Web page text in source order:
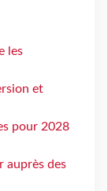
les
et
pour 2028
auprès des